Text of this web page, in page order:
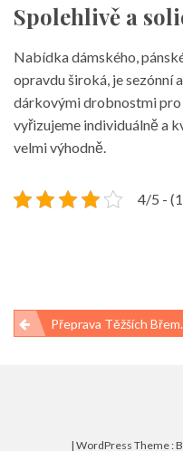
Spolehlivě a
Nabídka dámského,
opravdu široká, je sezónní
dárkovými drobnostmi
vyřizujeme individuálně a
velmi výhodně.
4/5 -
Navigace
Přeprava Těžších Břemen
| WordPress Theme :